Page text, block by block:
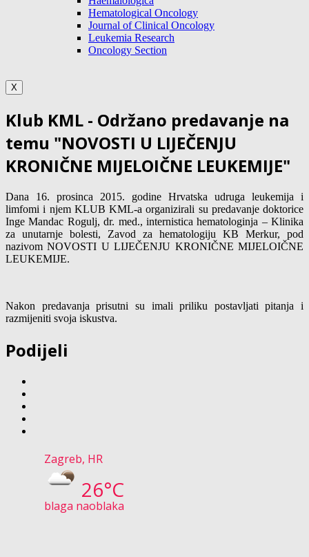
Hematological Oncology
Journal of Clinical Oncology
Leukemia Research
Oncology Section
X
Klub KML - Održano predavanje na
temu "NOVOSTI U LIJEČENJU
KRONIČNE MIJELOIČNE LEUKEMIJE"
Dana 16. prosinca 2015. godine Hrvatska udruga leukemija i
limfomi i njem KLUB KML-a organizirali su predavanje doktorice
Inge Mandac Rogulj, dr. med., internistica hematologinja – Klinika
za unutarnje bolesti, Zavod za hematologiju KB Merkur, pod
nazivom NOVOSTI U LIJEČENJU KRONIČNE MIJELOIČNE
LEUKEMIJE.
Nakon predavanja prisutni su imali priliku postavljati pitanja i
razmijeniti svoja iskustva.
Podijeli
Zagreb, HR
26°C
blaga naoblaka